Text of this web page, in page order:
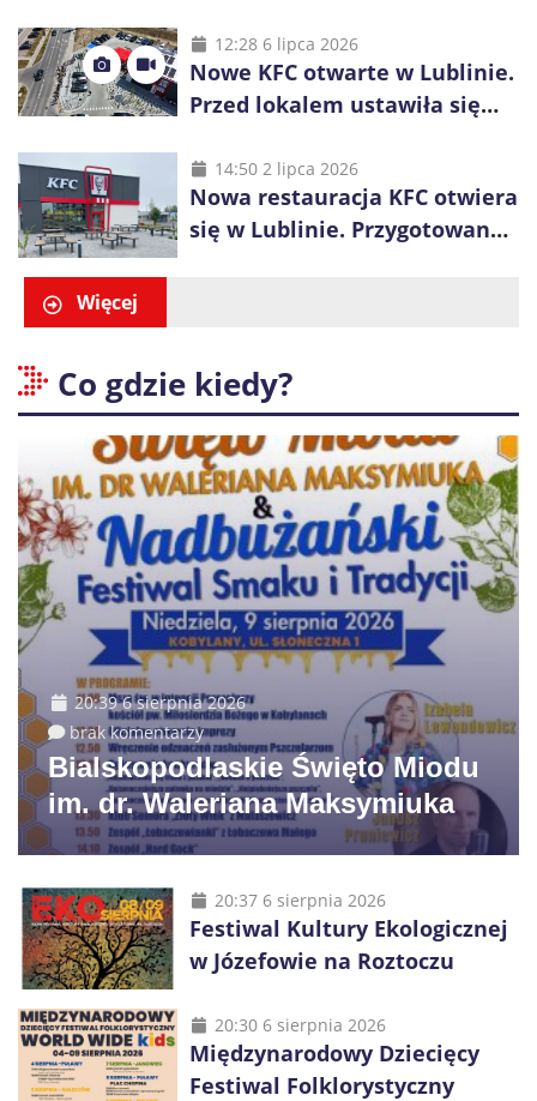
inwestycje
12:28 6 lipca 2026
Nowe KFC otwarte w Lublinie.
Przed lokalem ustawiła się
14:50 2 lipca 2026
Nowa restauracja KFC otwiera
się w Lublinie. Przygotowano
Więcej
Co gdzie kiedy?
20:39 6 sierpnia 2026
brak komentarzy
Bialskopodlaskie Święto Miodu
im. dr. Waleriana Maksymiuka
20:37 6 sierpnia 2026
Festiwal Kultury Ekologicznej
w Józefowie na Roztoczu
20:30 6 sierpnia 2026
Międzynarodowy Dziecięcy
Festiwal Folklorystyczny